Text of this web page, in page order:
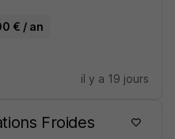
€ / an
il y a 19 jours
Froides